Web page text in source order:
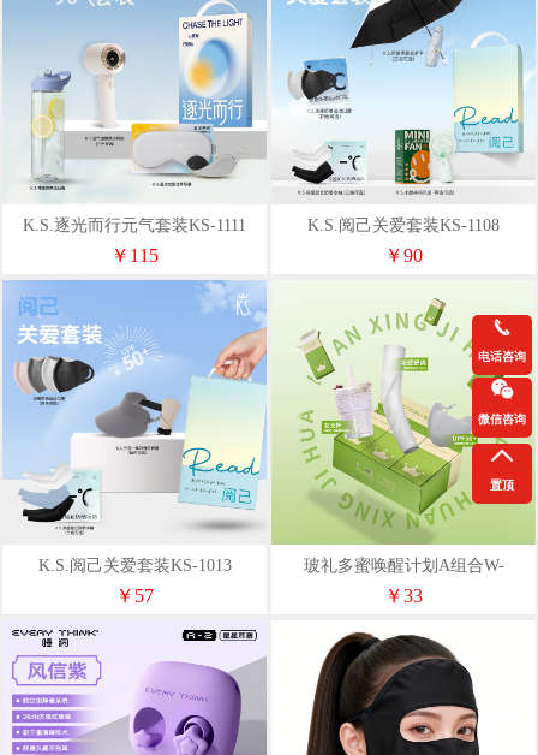
K.S.逐光而行元气套装KS-1111
￥115
K.S.阅己关爱套装KS-1108
￥90
K.S.阅己关爱套装KS-1013
￥57
玻礼多蜜唤醒计划A组合W-
HXJH/A
￥33
电话咨询
微信咨询
置顶